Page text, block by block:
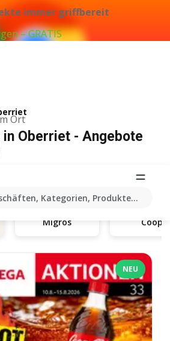
immer griffbereit
– GRATIS
Ort
Kategorien, Produkten...
Oberriet - Angebote
Migros Coop
NEU